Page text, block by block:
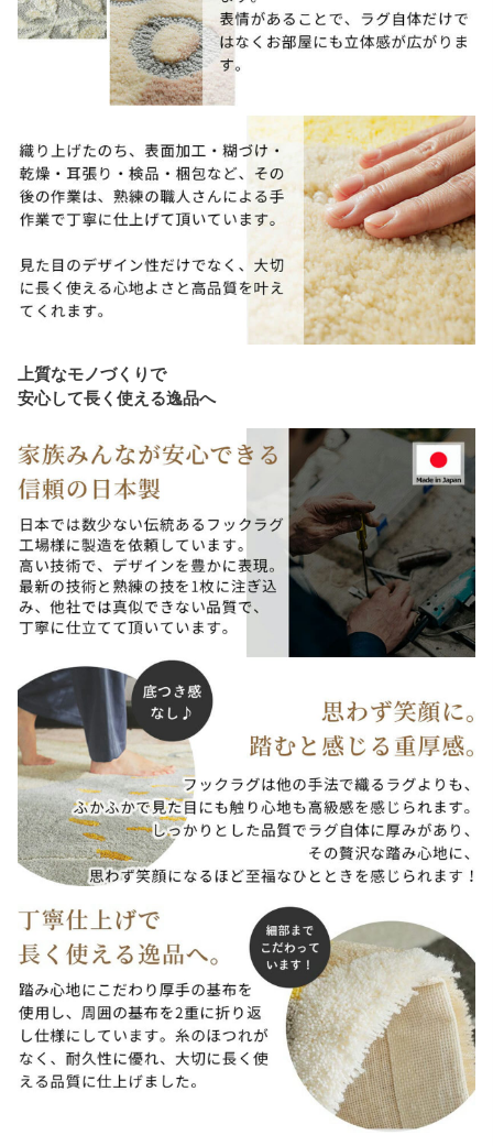
上質なモノづくりで
安心して長く使える逸品へ